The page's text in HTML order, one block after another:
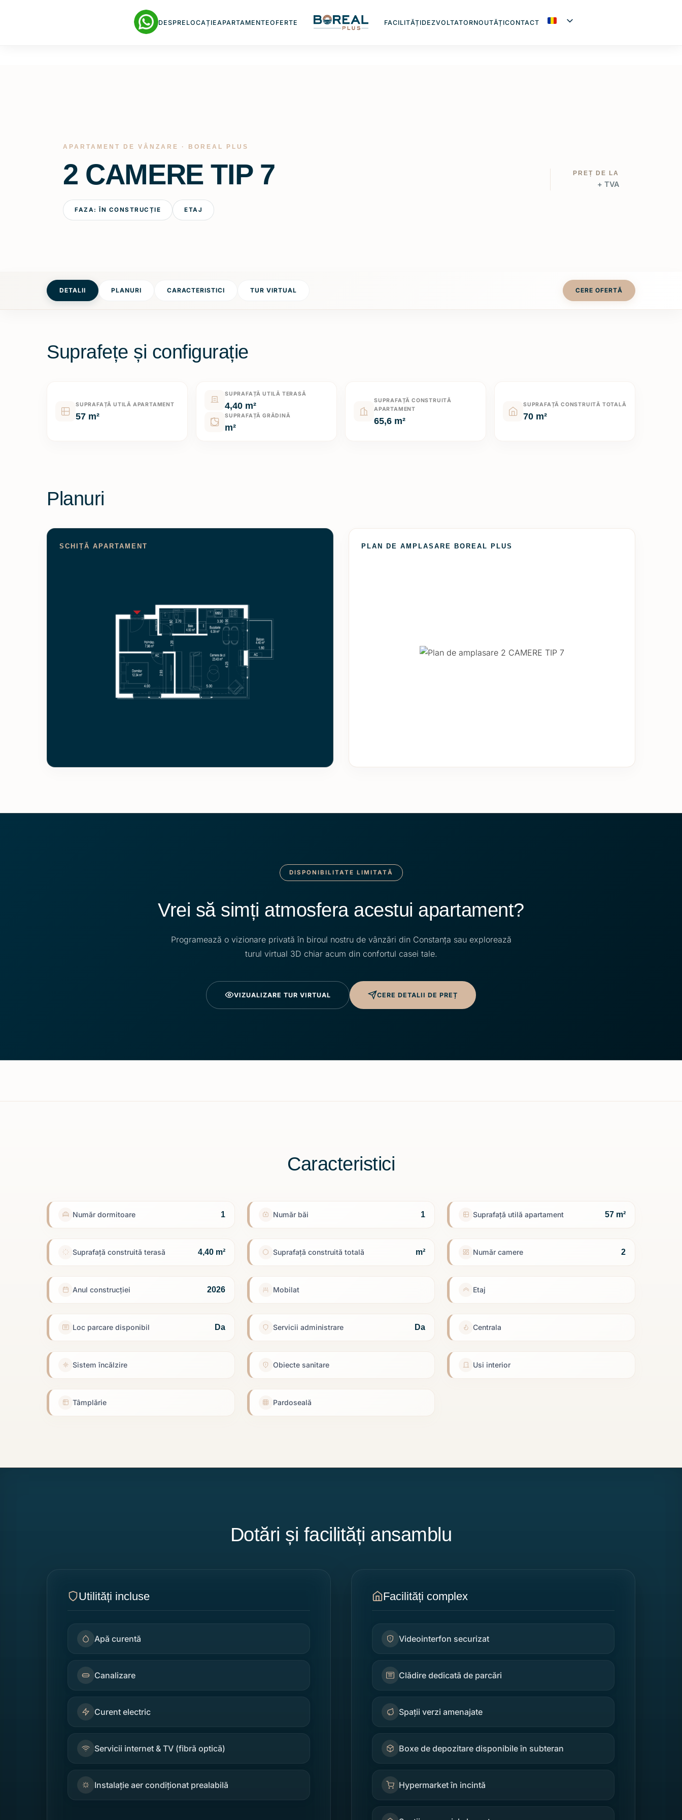
DESPRE LOCAȚIEAPARTAMENTEOFERTE FACILITĂȚIDEZVOLTATORNOUTĂȚICONTACT
APARTAMENT DE VÂNZARE · BOREAL PLUS
2 CAMERE TIP 7
FAZA: ÎN CONSTRUCȚIE ETAJ
PREȚ DE LA
+ TVA
DETALII PLANURI CARACTERISTICI TUR VIRTUAL CERE OFERTĂ
Suprafețe și configurație
SUPRAFAȚĂ UTILĂ APARTAMENT
57 m²
SUPRAFAȚĂ UTILĂ TERASĂ
4,40 m²
SUPRAFAȚĂ GRĂDINĂ
m²
SUPRAFAȚĂ CONSTRUITĂ
APARTAMENT
65,6 m²
SUPRAFAȚĂ CONSTRUITĂ TOTALĂ
70 m²
Planuri
SCHIȚĂ APARTAMENT PLAN DE AMPLASARE BOREAL PLUS
DISPONIBILITATE LIMITATĂ
Vrei să simți atmosfera acestui apartament?
Programează o vizionare privată în biroul nostru de vânzări din Constanța sau explorează
turul virtual 3D chiar acum din confortul casei tale.
VIZUALIZARE TUR VIRTUAL CERE DETALII DE PREȚ
Caracteristici
Număr dormitoare 1 Număr băi 1 Suprafață utilă apartament 57 m²
Suprafață construită terasă 4,40 m² Suprafață construită totală m² Număr camere 2
Anul construcției 2026 Mobilat Etaj
Loc parcare disponibil Da Servicii administrare Da Centrala
Sistem încălzire Obiecte sanitare Usi interior
Tâmplărie Pardoseală
Dotări și facilități ansamblu
Utilități incluse
Apă curentă
Canalizare
Curent electric
Servicii internet & TV (fibră optică)
Instalație aer condiționat prealabilă
Facilități complex
Videointerfon securizat
Clădire dedicată de parcări
Spații verzi amenajate
Boxe de depozitare disponibile în subteran
Hypermarket în incintă